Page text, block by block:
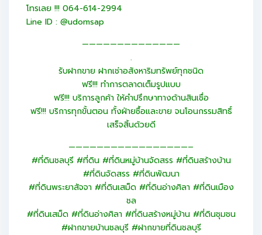
โทรเลย !!! 064-614-2994
Line ID : @udomsap
——————————————
.
รับฝากขาย ฝากเช่าอสังหาริมทรัพย์ทุกชนิด
ฟรี!!! ทำการตลาดเต็มรูปแบบ
ฟรี!!! บริการลูกค้า ให้คำปรึกษาทางด้านสินเชื่อ
ฟรี!!! บริการทุกขั้นตอน ทั้งฝ่ายซื้อและขาย จนโอนกรรมสิทธิ์
เสร็จสิ้นด้วยดี
—————————————————–
#ที่ดินชลบุรี #ที่ดิน #ที่ดินหมู่บ้านจัดสรร #ที่ดินสร้างบ้าน
#ที่ดินจัดสรร #ที่ดินพัฒนา
#ที่ดินพระยาสัจจา #ที่ดินเสม็ด #ที่ดินอ่างศิลา #ที่ดินเมือง
ชล
#ที่ดินเสม็ด #ที่ดินอ่างศิลา #ที่ดินสร้างหมู่บ้าน #ที่ดินชุมชน
#ฝากขายบ้านชลบุรี #ฝากขายที่ดินชลบุรี